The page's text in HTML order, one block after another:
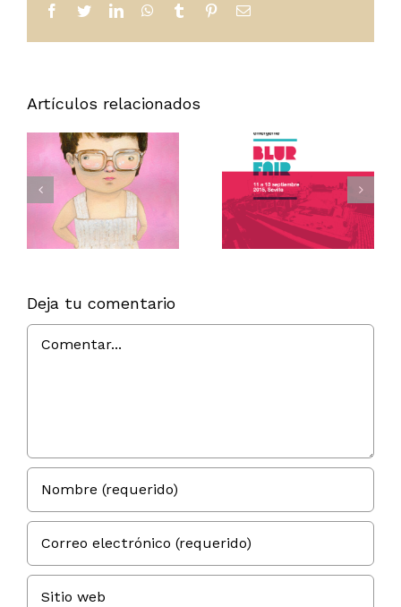
facebook
twitterlinkedinwhatsapptumblr pinterestCorreo
Artículos relacionados
*
BLURFAIR
*
ESTAMOS
LOCOS
Deja tu comentario